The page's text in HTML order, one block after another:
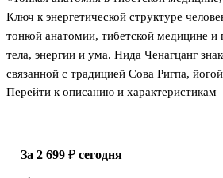
Ключ к энергетической структуре
тонкой анатомии, тибетской медицине и
тела, энергии и ума. Нида Ченагцанг
связанной с традицией Сова Ригпа,
будет интересно тем, кто хочет понять,
лечебной и духовной практике. Книга
Перейти к описанию и характеристикам
за 2 699 ₽ сегодня